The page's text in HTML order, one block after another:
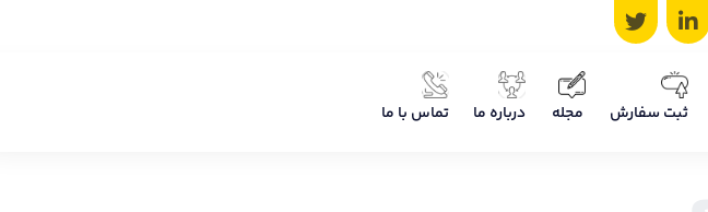
ثبت سفارش مجله درباره ما تماس با ما